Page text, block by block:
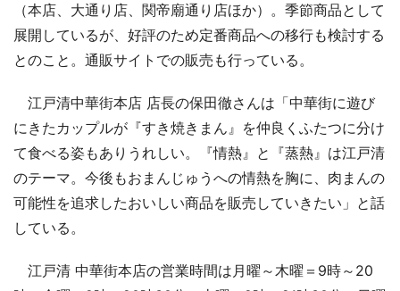
（本店、大通り店、関帝廟通り店ほか）。季節商品として
展開しているが、好評のため定番商品への移行も検討する
とのこと。通販サイトでの販売も行っている。
江戸清中華街本店 店長の保田徹さんは「中華街に遊び
にきたカップルが『すき焼きまん』を仲良くふたつに分け
て食べる姿もありうれしい。『情熱』と『蒸熱』は江戸清
のテーマ。今後もおまんじゅうへの情熱を胸に、肉まんの
可能性を追求したおいしい商品を販売していきたい」と話
している。
江戸清 中華街本店の営業時間は月曜～木曜＝9時～20